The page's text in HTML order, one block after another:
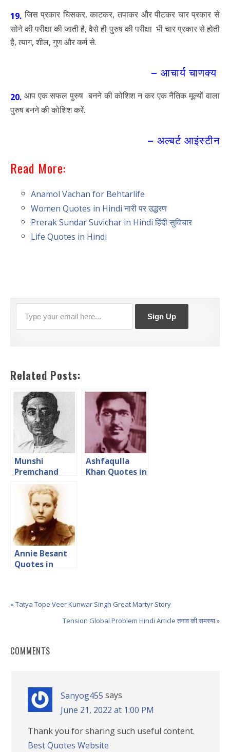
19. जिस प्रकार घिसकर, काटकर, तपाकर और पीटकर चार प्रकार से
सोने की परीक्षा की जाती है, वैसे ही पुरुष की परीक्षा भी चार प्रकार से होती
है, त्याग, शील, गुण और कर्म से.
– आचार्य चाणक्य
20. आप एक सफल पुरुष बनने की कोशिश न कर एक नैतिक मूल्यों वाला
पुरुष बनने की कोशिश करें.
– अल्बर्ट आइंस्टीन
Read More:
Anamol Vachan for Behtarlife
Women Quotes in Hindi नारी पर उद्धरण
Prerak Sundar Suvichar in Hindi हिंदी सुविचार
Life Quotes in Hindi
Related Posts:
Munshi
Premchand
Famous Hindi
Quotes
Ashfaqulla
Khan Quotes in
Annie Besant
Quotes in
« Tatya Tope Veer Kunwar Singh Great Martyr Story
Tension Global Problem Hindi Article तनाव की समस्या »
COMMENTS
Sanyog455 says
June 21, 2022 at 1:00 PM
Thank you for sharing such useful content.
Best Quotes Website